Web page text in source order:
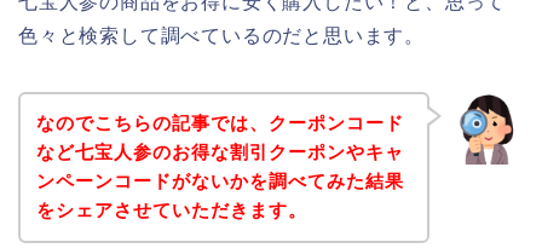
色々と検索して調べているのだと思います。
なのでこちらの記事では、クーポンコード
など七宝人参のお得な割引クーポンやキャ
ンペーンコードがないかを調べてみた結果
をシェアさせていただきます。